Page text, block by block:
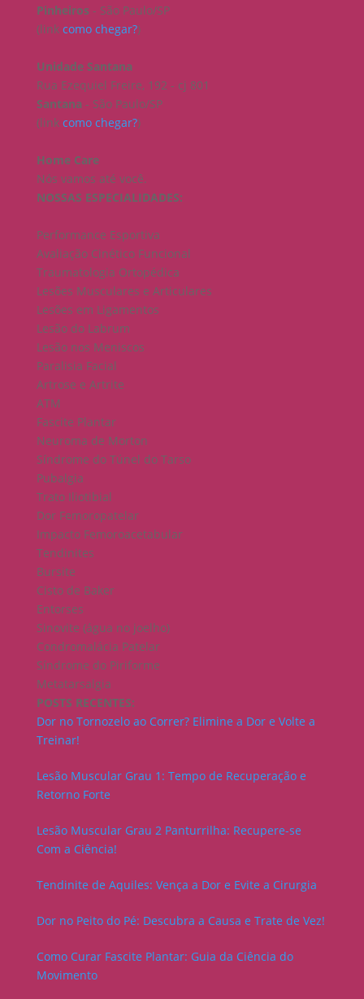
Pinheiros - São Paulo/SP
(link como chegar?)
Unidade Santana
Rua Ezequiel Freire, 192 - cj 801
Santana - São Paulo/SP
(link como chegar?)
Home Care
Nós vamos até você.
NOSSAS ESPECIALIDADES:
Performance Esportiva
Avaliação Cinético Funcional
Traumatologia Ortopédica
Lesões Musculares e Articulares
Lesões em Ligamentos
Lesão do Labrum
Lesão nos Meniscos
Paralisia Facial
Artrose e Artrite
ATM
Fascite Plantar
Neuroma de Morton
Síndrome do Túnel do Tarso
Pubalgia
Trato Iliotibial
Dor Femoropatelar
Impacto Femoroacetabular
Tendinites
Bursite
Cisto de Baker
Entorses
Sinovite (água no joelho)
Condromalácia Patelar
Síndrome do Piriforme
Metatarsalgia
POSTS RECENTES:
Dor no Tornozelo ao Correr? Elimine a Dor e Volte a
Treinar!
Lesão Muscular Grau 1: Tempo de Recuperação e
Retorno Forte
Lesão Muscular Grau 2 Panturrilha: Recupere-se
Com a Ciência!
Tendinite de Aquiles: Vença a Dor e Evite a Cirurgia
Dor no Peito do Pé: Descubra a Causa e Trate de Vez!
Como Curar Fascite Plantar: Guia da Ciência do
Movimento